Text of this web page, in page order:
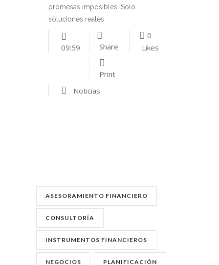
promesas imposibles. Solo
soluciones reales.
09:59 Share
0
Likes
Print
Noticias
ASESORAMIENTO FINANCIERO
CONSULTORÍA
INSTRUMENTOS FINANCIEROS
NEGOCIOS PLANIFICACIÓN